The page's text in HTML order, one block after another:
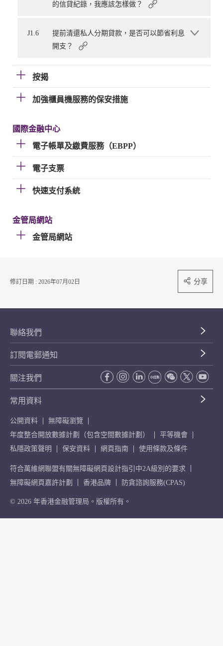
的信貸紀錄，我應該怎樣做？
J1.6
提前清還私人分期貸款，是否可以節省利息
開支？
按揭
加強櫃員機服務的保安措施
國際金融中心
電子帳單及繳費服務（EBPP）
電子支票
快速支付系統
金管局網站
金管局網站
修訂日期 : 2026年07月02日 分享
聯絡我們
訂閱電郵通知
關注我們
常用資料
公開資料
無障礙瀏覽
年度整合開放數據計劃（包含空間數據計劃）
平等機會
私隱政策聲明
保安資料 網頁指南 使用條款及條件
符合萬維網聯盟有關無障礙網頁設計指引中2A級別的要求
無障礙網頁嘉許計劃
香港品牌 防貪諮詢服務(CPAS)
© 2026 年香港金融管理局。版權所有。